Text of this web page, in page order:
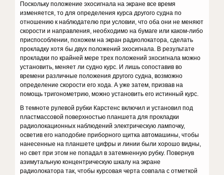
Поскольку положение эхосигнала на экране все время
изменяется, то для определения курса другого судна по
отношению к наблюдателю при условии, что оба они не меняют
скорости и направления, необходимо на бумаге или каком-либо
приспособлении, похожем на экран радиолокатора, сделать
прокладку хотя бы двух положений эхосигнала. В результате
прокладки по крайней мере трех положений эхосигнала можно
установить, меняет ли судно курс. И лишь сопоставив во
времени различные положения другого судна, возможно
определение скорости его хода. А уже затем, призвав на
помощь тригонометрию, можно установить его истинный курс.
В темноте рулевой рубки Карстенс включил и установил под
пластмассовой поверхностью планшета для прокладки
радиолокационных наблюдений электрическую лампочку,
осветив его наподобие приборного щитка автомашины, чтобы
нанесенные на планшете цифры и линии были хорошо видны,
но свет при этом не попадал в затемненную рубку. Повернув
азимутальную концентрическую шкалу на экране
радиолокатора так, чтобы курсовая черта совпала с отметкой